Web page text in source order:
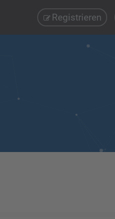
Registrieren